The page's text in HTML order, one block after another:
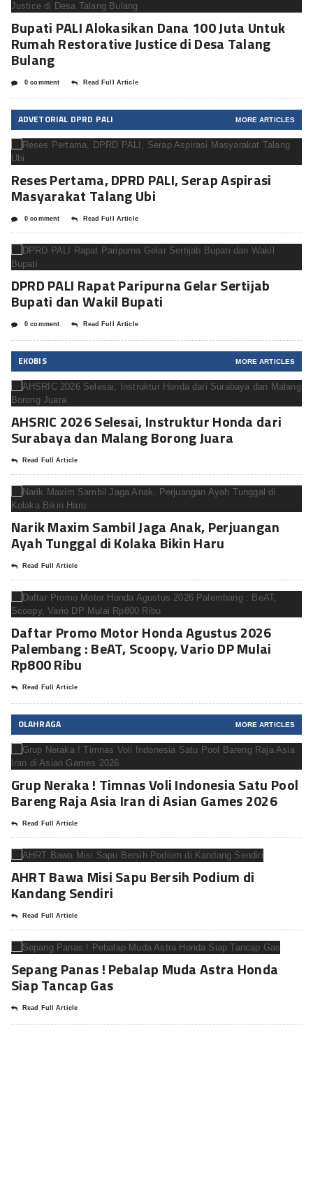
Bupati PALI Alokasikan Dana 100 Juta Untuk
Rumah Restorative Justice di Desa Talang
Bulang
0 comment Read Full Article
ADVETORIAL DPRD PALI MORE ARTICLES
Reses Pertama, DPRD PALI, Serap Aspirasi
Masyarakat Talang Ubi
0 comment Read Full Article
DPRD PALI Rapat Paripurna Gelar Sertijab
Bupati dan Wakil Bupati
0 comment Read Full Article
EKOBIS MORE ARTICLES
AHSRIC 2026 Selesai, Instruktur Honda dari
Surabaya dan Malang Borong Juara
Read Full Article
Narik Maxim Sambil Jaga Anak, Perjuangan
Ayah Tunggal di Kolaka Bikin Haru
Read Full Article
Daftar Promo Motor Honda Agustus 2026
Palembang : BeAT, Scoopy, Vario DP Mulai
Rp800 Ribu
Read Full Article
OLAHRAGA MORE ARTICLES
Grup Neraka ! Timnas Voli Indonesia Satu Pool
Bareng Raja Asia Iran di Asian Games 2026
Read Full Article
AHRT Bawa Misi Sapu Bersih Podium di
Kandang Sendiri
Read Full Article
Sepang Panas ! Pebalap Muda Astra Honda
Siap Tancap Gas
Read Full Article